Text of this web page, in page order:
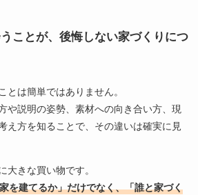
ことが、後悔しない家づくりにつ
とは簡単ではありません。
や説明の姿勢、素材への向き合い方、現
え方を知ることで、その違いは確実に見
大きな買い物です。
を建てるか」だけでなく、「誰と家づく